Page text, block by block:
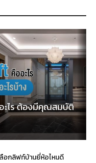
ะไร ต้องมีคุณสมบัติ
อกลิฟท์บ้านยี่ห้อไหนดี